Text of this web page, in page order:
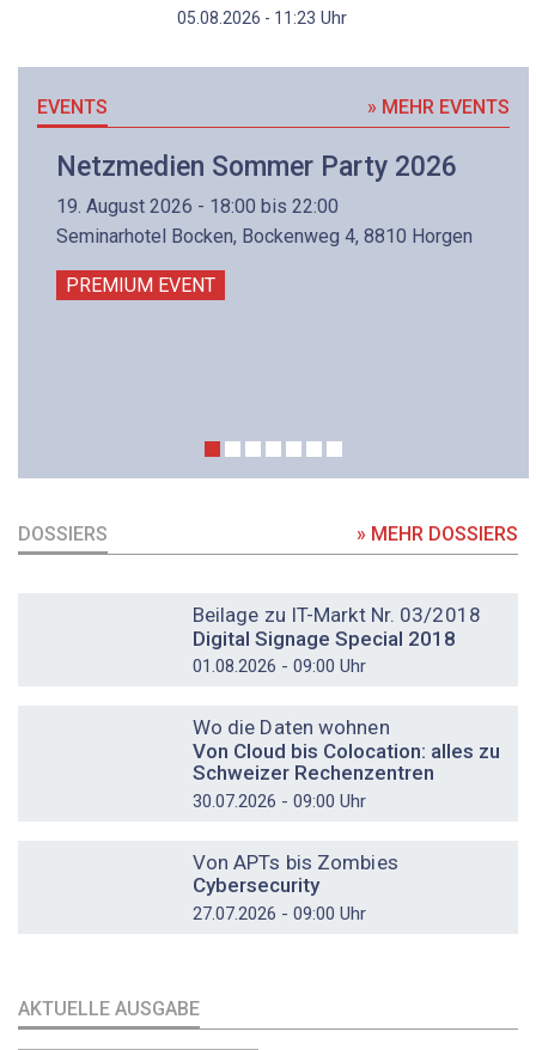
05.08.2026 - 11:23 Uhr
EVENTS » MEHR EVENTS
Netzmedien Sommer Party 2026
19. August 2026 - 18:00 bis 22:00
Seminarhotel Bocken, Bockenweg 4, 8810 Horgen
PREMIUM EVENT
DOSSIERS » MEHR DOSSIERS
Beilage zu IT-Markt Nr. 03/2018
Digital Signage Special 2018
01.08.2026 - 09:00 Uhr
Wo die Daten wohnen
Von Cloud bis Colocation: alles zu
Schweizer Rechenzentren
30.07.2026 - 09:00 Uhr
Von APTs bis Zombies
Cybersecurity
27.07.2026 - 09:00 Uhr
AKTUELLE AUSGABE